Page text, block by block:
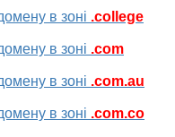
в зоні .college
в зоні .com
в зоні .com.au
в зоні .com.co